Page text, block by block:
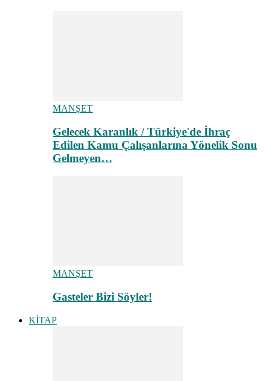
MANŞET
Gelecek Karanlık / Türkiye'de İhraç
Edilen Kamu Çalışanlarına Yönelik Sonu
Gelmeyen…
MANŞET
Gasteler Bizi Söyler!
KİTAP